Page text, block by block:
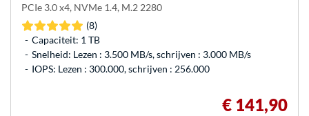
PCIe 3.0 x4, NVMe 1.4, M.2 2280
(8)
Capaciteit: 1 TB
Snelheid: Lezen : 3.500 MB/s, schrijven : 3.000 MB/s
IOPS: Lezen : 300.000, schrijven : 256.000
€ 141,90